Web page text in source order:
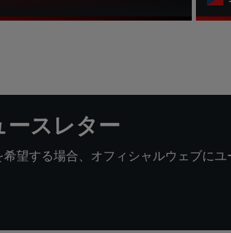
スレター
望する場合、オフィシャルウェブにユ